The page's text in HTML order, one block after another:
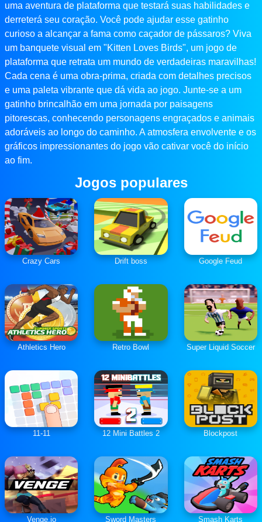
uma aventura de plataforma que testará suas habilidades e
derreterá seu coração. Você pode ajudar esse gatinho
curioso a alcançar a fama como caçador de pássaros? Viva
um banquete visual em "Kitten Loves Birds", um jogo de
plataforma que retrata um mundo de verdadeiras maravilhas!
Cada cena é uma obra-prima, criada com detalhes precisos
e uma paleta vibrante que dá vida ao jogo. Junte-se a um
gatinho brincalhão em uma jornada por paisagens
pitorescas, conhecendo personagens engraçados e animais
adoráveis ​​ao longo do caminho. A atmosfera envolvente e os
gráficos impressionantes do jogo vão cativar você do início
ao fim.
Jogos populares
Crazy Cars Drift boss Google Feud
Athletics Hero Retro Bowl Super Liquid Soccer
11-11 12 Mini Battles 2 Blockpost
Venge.io Sword Masters Smash Karts